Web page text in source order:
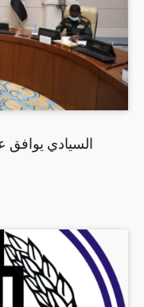
السيادي يوافق